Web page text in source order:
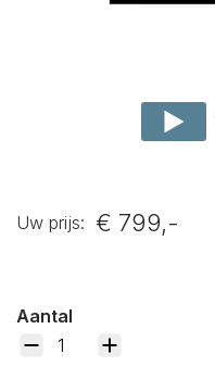
Uw prijs: € 799,-
Aantal